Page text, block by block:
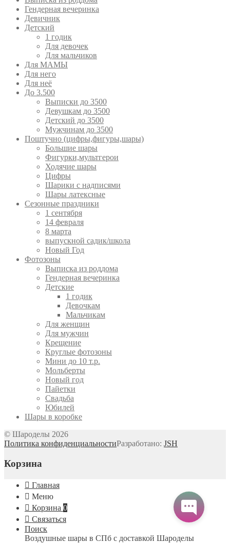
Гендерная вечеринка
Девичник
Детский
1 годик
Для девочек
Для мальчиков
Для МАМЫ
Для него
Для неё
До 3.500
Выписки до 3500
Девушкам до 3500
Детский до 3500
Мужчинам до 3500
Поштучно (цифры,фигуры,шары)
Большие шары
Фигурки,мультгерои
Ходячие шары
Цифры
Шарики с надписями
Шары латексные
Сезонные праздники
1 сентября
14 февраля
8 марта
выпускной садик/школа
Новый Год
Фотозоны
Выписка из роддома
Гендерная вечеринка
Детские
1 годик
Девочкам
Мальчикам
Для женщин
Для мужчин
Крещение
Круглые фотозоны
Мини до 10 т.р.
Мольберты
Новый год
Пайетки
Свадьба
Юбилей
Шары в коробке
© Шароделы 2026
Политика конфиденциальностиРазработано: JSH
Корзина
Главная
Меню
Корзина 0
Связаться
Поиск
Воздушные шары в СПб с доставкой Шароделы